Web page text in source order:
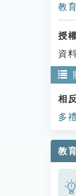
教
授
資
相
多禮
教